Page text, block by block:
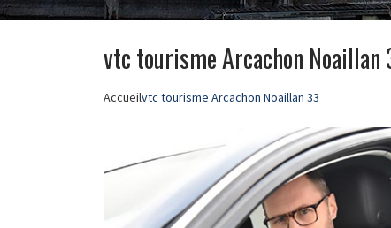
vtc tourisme Arcachon Noaillan
Accueilvtc tourisme Arcachon Noaillan 33